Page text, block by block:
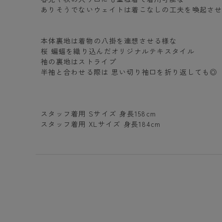
ありそうでないウェイトは着こなしの工夫を喚起さ
本体裏地は着物の八掛を連想させる様な
桜 蝙蝠を織り込んだオリジナルテキスタイル
袖の裏地はストライプ
半袖と合わせる際は 思い切り袖口を折り返しても◎
スタッフ着用 Sサイズ 身長158cm
スタッフ着用 XLサイズ 身長184cm